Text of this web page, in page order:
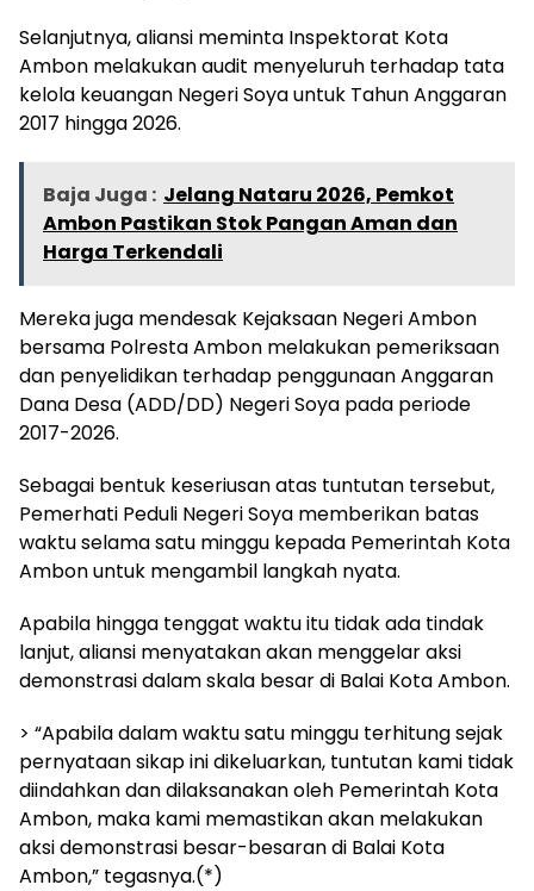
Selanjutnya, aliansi meminta Inspektorat Kota
Ambon melakukan audit menyeluruh terhadap tata
kelola keuangan Negeri Soya untuk Tahun Anggaran
2017 hingga 2026.
Baja Juga : Jelang Nataru 2026, Pemkot
Ambon Pastikan Stok Pangan Aman dan
Harga Terkendali
Mereka juga mendesak Kejaksaan Negeri Ambon
bersama Polresta Ambon melakukan pemeriksaan
dan penyelidikan terhadap penggunaan Anggaran
Dana Desa (ADD/DD) Negeri Soya pada periode
2017-2026.
Sebagai bentuk keseriusan atas tuntutan tersebut,
Pemerhati Peduli Negeri Soya memberikan batas
waktu selama satu minggu kepada Pemerintah Kota
Ambon untuk mengambil langkah nyata.
Apabila hingga tenggat waktu itu tidak ada tindak
lanjut, aliansi menyatakan akan menggelar aksi
demonstrasi dalam skala besar di Balai Kota Ambon.
> “Apabila dalam waktu satu minggu terhitung sejak
pernyataan sikap ini dikeluarkan, tuntutan kami tidak
diindahkan dan dilaksanakan oleh Pemerintah Kota
Ambon, maka kami memastikan akan melakukan
aksi demonstrasi besar-besaran di Balai Kota
Ambon,” tegasnya.(*)